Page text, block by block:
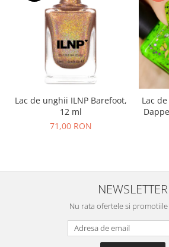
Lac de unghii ILNP Barefoot,
12 ml
71,00 RON
Lac
NEWSLETTER
Nu rata ofertele si